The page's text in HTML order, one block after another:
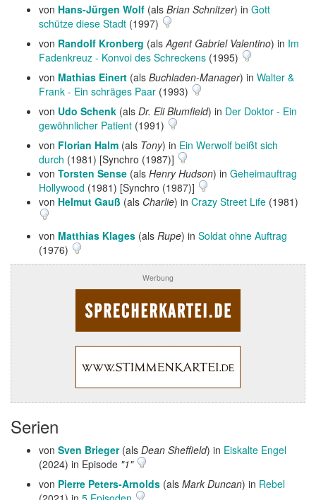
von Hans-Jürgen Wolf (als Brian Schnitzer) in Gott
schütze diese Stadt (1997)
von Randolf Kronberg (alsAgent Gabriel Valentino) in Im
Fadenkreuz - Konvoi des Schreckens (1995)
von Mathias Einert (als Buchladen-Manager) in Walter &
Frank - Ein schräges Paar (1993)
von Udo Schenk (als Dr. Eli Blumfield) in Der Doktor - Ein
gewöhnlicher Patient (1991)
von Florian Halm (als Tony) in Ein Werwolf beißt sich
durch (1981) [Synchro (1987)]
von Torsten Sense (als Henry Hudson) in Geheimauftrag
Hollywood (1981) [Synchro (1987)]
von Helmut Gauß (als Charlie) in Crazy Street Life (1981)
von Matthias Klages (als Rupe) in Soldat ohne Auftrag
(1976)
Werbung
Serien
von Sven Brieger(als Dean Sheffield) in Eiskalte Engel
(2024) in Episode "1"
von Pierre Peters-Arnolds (als Mark Duncan) in Rebel